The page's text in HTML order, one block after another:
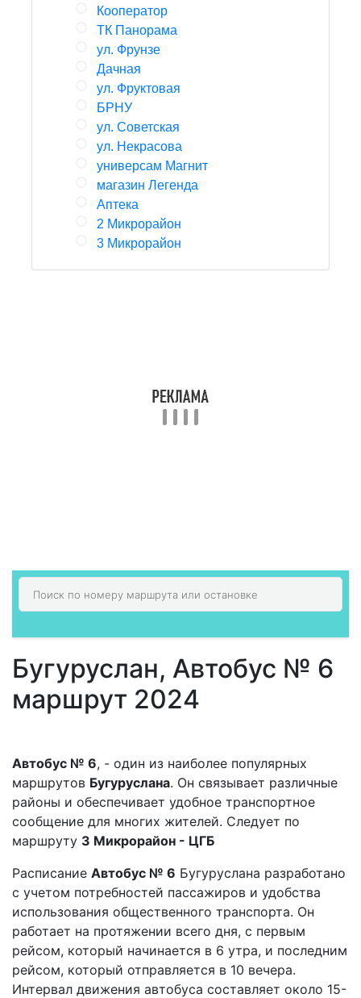
Кооператор
ТК Панорама
ул. Фрунзе
Дачная
ул. Фруктовая
БРНУ
ул. Советская
ул. Некрасова
универсам Магнит
магазин Легенда
Аптека
2 Микрорайон
3 Микрорайон
Бугуруслан, Автобус № 6
маршрут 2024
Автобус № 6, - один из наиболее популярных
маршрутов Бугуруслана. Он связывает различные
районы и обеспечивает удобное транспортное
сообщение для многих жителей. Следует по
маршруту 3 Микрорайон - ЦГБ
Расписание Автобус № 6 Бугуруслана разработано
с учетом потребностей пассажиров и удобства
использования общественного транспорта. Он
работает на протяжении всего дня, с первым
рейсом, который начинается в 6 утра, и последним
рейсом, который отправляется в 10 вечера.
Интервал движения автобуса составляет около 15-